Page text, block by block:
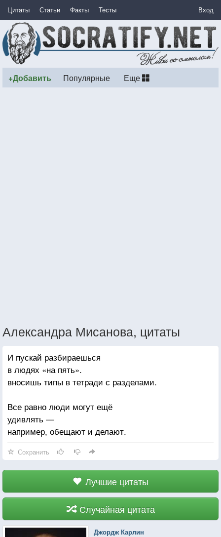
Цитаты Статьи Факты Тесты Вход
+Добавить Популярные Еще
Александра Мисанова, цитаты
И пускай разбираешься
в людях «на пять».
вносишь типы в тетради с разделами.
Все равно люди могут ещё
удивлять —
например, обещают и делают.
Сохранить
Лучшие цитаты
Случайная цитата
Джордж Карлин